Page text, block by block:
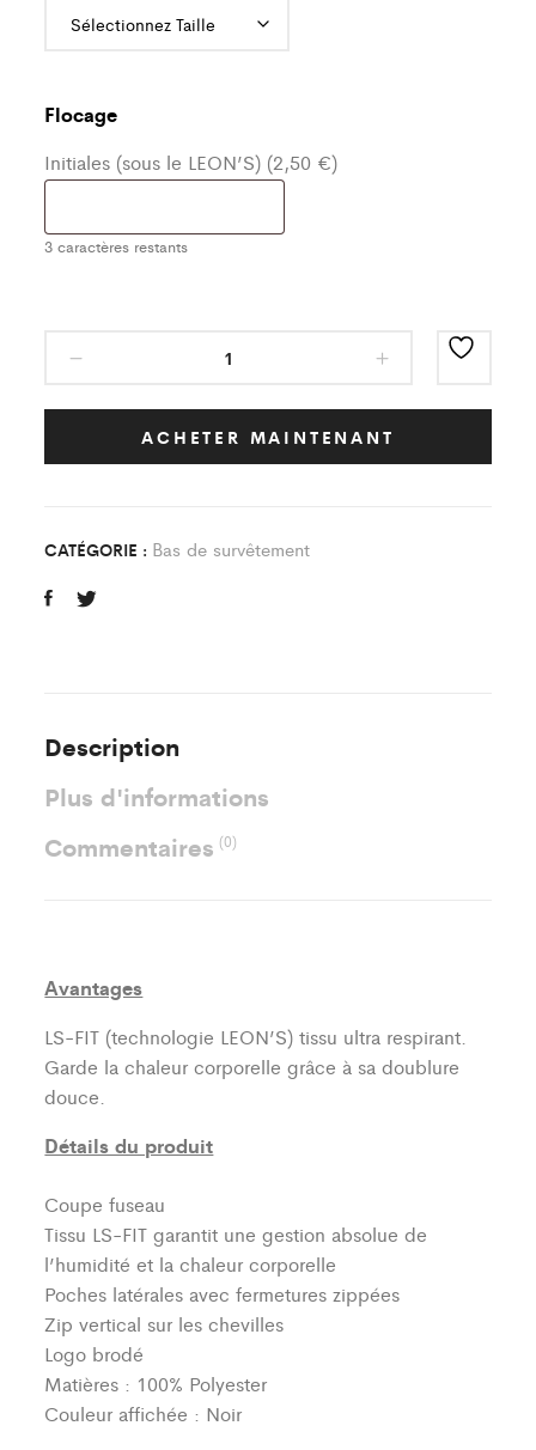
Flocage
Initiales (sous le LEON’S) (2,50 €)
3 caractères restants
Survêtement
Classic
DOM-
quantity
ACHETER MAINTENANT
CATÉGORIE : Bas de survêtement
Description
Plus d'informations
Commentaires(0)
Avantages
LS-FIT (technologie LEON’S)tissu ultra respirant.
Garde la chaleur corporelle grâce à sa doublure
douce.
Détails du produit
Coupe fuseau
Tissu LS-FIT garantit une gestion absolue de
l’humidité et la chaleur corporelle
Poches latérales avec fermetures zippées
Zip vertical sur les chevilles
Logo brodé
Matières : 100% Polyester
Couleur affichée : Noir